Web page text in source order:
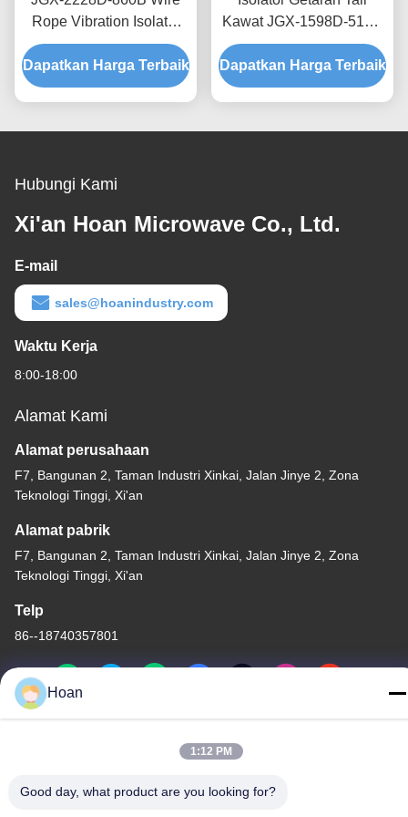
Rope Vibration Isolator
Rapid Prototyping Quick
Assembly Disesuaikan
Shock Mount
Dapatkan Harga Terbaik
Kawat JGX-1598D-515B
Menyediakan Kapasitas
Beban Terukur dan
Isolasi Kebisingan yang
Dapatkan Harga Terbaik
Hubungi Kami
Xi'an Hoan Microwave Co., Ltd.
E-mail
sales@hoanindustry.com
Waktu Kerja
8:00-18:00
Alamat Kami
Alamat perusahaan
F7, Bangunan 2, Taman Industri Xinkai, Jalan Jinye 2, Zona
Teknologi Tinggi, Xi'an
Alamat pabrik
F7, Bangunan 2, Taman Industri Xinkai, Jalan Jinye 2, Zona
Teknologi Tinggi, Xi'an
Telp
86--18740357801
Kebijakan Privasi|Sitemap
Cina Kualitas Baik Isolator getaran tali kawat Pemasok. Hak cipta
Hoan
1:12 PM
Good day, what product are you looking for?